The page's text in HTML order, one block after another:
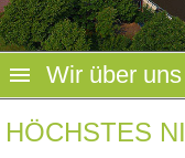
Wir über uns
HÖCHSTES